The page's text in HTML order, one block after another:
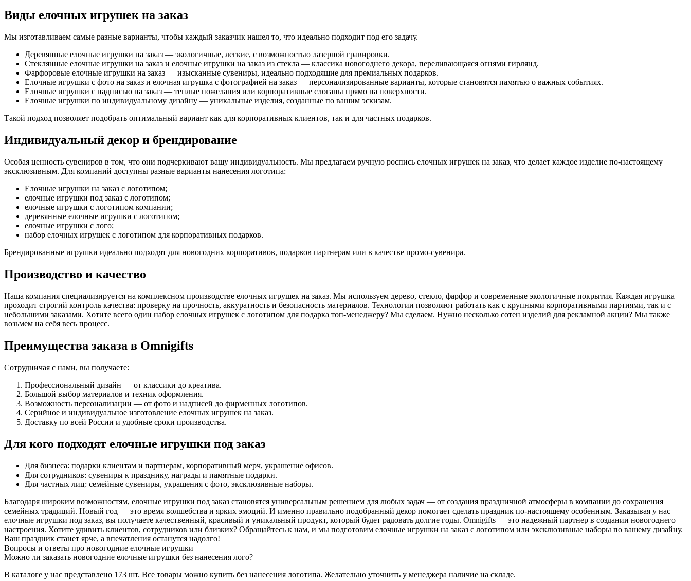
Виды елочных игрушек на заказ
Мы изготавливаем самые разные варианты, чтобы каждый заказчик нашел то, что идеально подходит под его задачу.
Деревянные елочные игрушки на заказ — экологичные, легкие, с возможностью лазерной гравировки.
Стеклянные елочные игрушки на заказ и елочные игрушки на заказ из стекла — классика новогоднего декора, переливающаяся огнями гирлянд.
Фарфоровые елочные игрушки на заказ — изысканные сувениры, идеально подходящие для премиальных подарков.
Елочные игрушки с фото на заказ и елочная игрушка с фотографией на заказ — персонализированные варианты, которые становятся памятью о важных событиях.
Елочные игрушки с надписью на заказ — теплые пожелания или корпоративные слоганы прямо на поверхности.
Елочные игрушки по индивидуальному дизайну — уникальные изделия, созданные по вашим эскизам.
Такой подход позволяет подобрать оптимальный вариант как для корпоративных клиентов, так и для частных подарков.
Индивидуальный декор и брендирование
Особая ценность сувениров в том, что они подчеркивают вашу индивидуальность. Мы предлагаем ручную роспись елочных игрушек на заказ, что делает каждое изделие по-настоящему
эксклюзивным. Для компаний доступны разные варианты нанесения логотипа:
Елочные игрушки на заказ с логотипом;
елочные игрушки под заказ с логотипом;
елочные игрушки с логотипом компании;
деревянные елочные игрушки с логотипом;
елочные игрушки с лого;
набор елочных игрушек с логотипом для корпоративных подарков.
Брендированные игрушки идеально подходят для новогодних корпоративов, подарков партнерам или в качестве промо-сувенира.
Производство и качество
Наша компания специализируется на комплексном производстве елочных игрушек на заказ. Мы используем дерево, стекло, фарфор и современные экологичные покрытия. Каждая игрушка
проходит строгий контроль качества: проверку на прочность, аккуратность и безопасность материалов. Технологии позволяют работать как с крупными корпоративными партиями, так и с
небольшими заказами. Хотите всего один набор елочных игрушек с логотипом для подарка топ-менеджеру? Мы сделаем. Нужно несколько сотен изделий для рекламной акции? Мы также
возьмем на себя весь процесс.
Преимущества заказа в Omnigifts
Сотрудничая с нами, вы получаете:
Профессиональный дизайн — от классики до креатива.
Большой выбор материалов и техник оформления.
Возможность персонализации — от фото и надписей до фирменных логотипов.
Серийное и индивидуальное изготовление елочных игрушек на заказ.
Доставку по всей России и удобные сроки производства.
Для кого подходят елочные игрушки под заказ
Для бизнеса: подарки клиентам и партнерам, корпоративный мерч, украшение офисов.
Для сотрудников: сувениры к празднику, награды и памятные подарки.
Для частных лиц: семейные сувениры, украшения с фото, эксклюзивные наборы.
Благодаря широким возможностям, елочные игрушки под заказ становятся универсальным решением для любых задач — от создания праздничной атмосферы в компании до сохранения
семейных традиций. Новый год — это время волшебства и ярких эмоций. И именно правильно подобранный декор помогает сделать праздник по-настоящему особенным. Заказывая у нас
елочные игрушки под заказ, вы получаете качественный, красивый и уникальный продукт, который будет радовать долгие годы. Omnigifts — это надежный партнер в создании новогоднего
настроения. Хотите удивить клиентов, сотрудников или близких? Обращайтесь к нам, и мы подготовим елочные игрушки на заказ с логотипом или эксклюзивные наборы по вашему дизайну.
Ваш праздник станет ярче, а впечатления останутся надолго!
Вопросы и ответы про новогодние елочные игрушки
Можно ли заказать новогодние елочные игрушки без нанесения лого?
В каталоге у нас представлено 173 шт. Все товары можно купить без нанесения логотипа. Желательно уточнить у менеджера наличие на складе.